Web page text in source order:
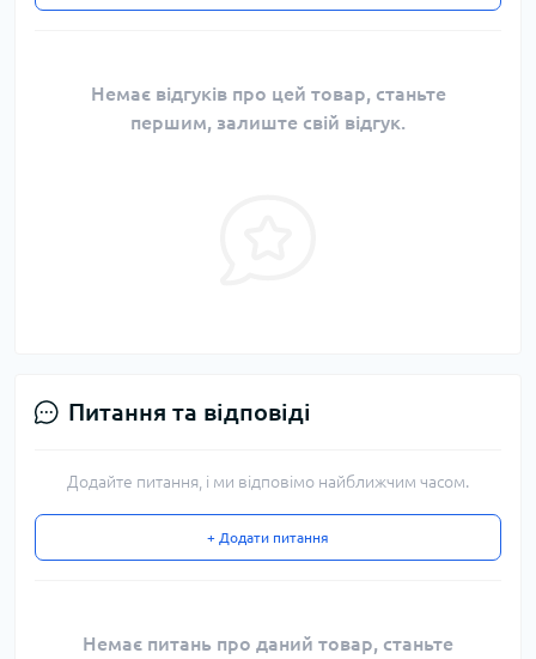
Немає відгуків про цей товар, станьте
першим, залиште свій відгук.
Питання та відповіді
Додайте питання, і ми відповімо найближчим часом.
+ Додати питання
Немає питань про даний товар, станьте